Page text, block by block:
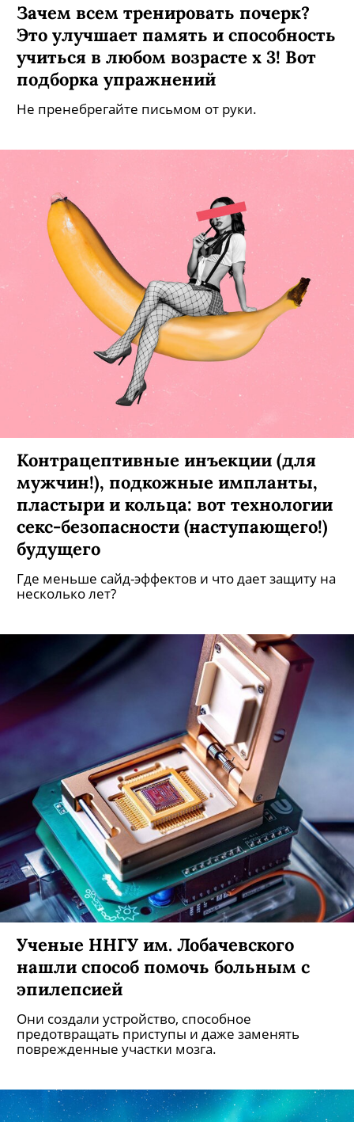
Зачем всем тренировать почерк?
Это улучшает память и способность
учиться в любом возрасте х 3! Вот
подборка упражнений
Не пренебрегайте письмом от руки.
Контрацептивные инъекции (для
мужчин!), подкожные импланты,
пластыри и кольца: вот технологии
секс-безопасности (наступающего!)
будущего
Где меньше сайд-эффектов и что дает защиту на
несколько лет?
Ученые ННГУ им. Лобачевского
нашли способ помочь больным с
эпилепсией
Они создали устройство, способное
предотвращать приступы и даже заменять
поврежденные участки мозга.